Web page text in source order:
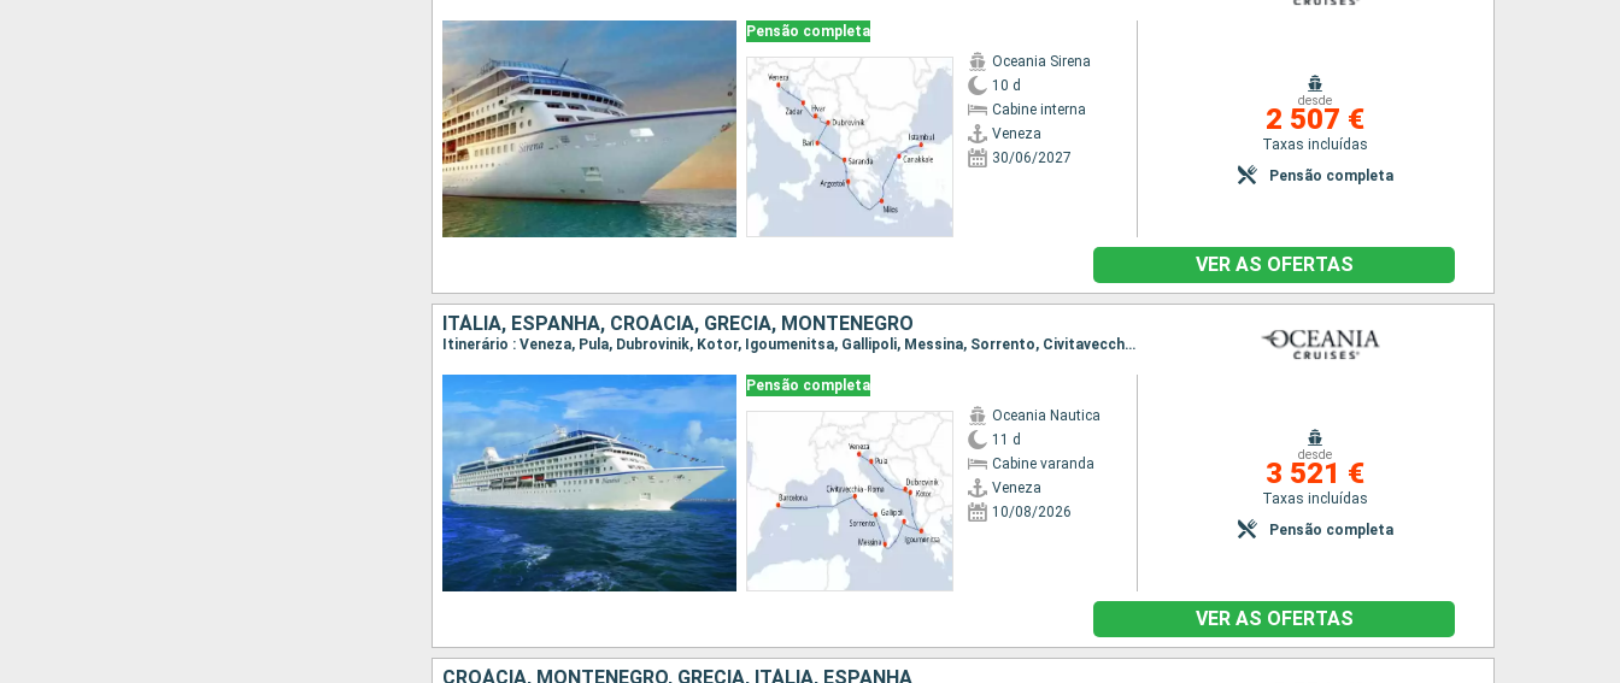
Pensão completa
Oceania Sirena
10 d
Cabine interna
Veneza
30/06/2027
desde
2 507 €
Taxas incluídas
Pensão completa
VER AS OFERTAS
ITÁLIA, ESPANHA, CROÁCIA, GRÉCIA, MONTENEGRO
Itinerário : Veneza, Pula, Dubrovinik, Kotor, Igoumenitsa, Gallipoli, Messina, Sorrento, Civitavecchia - Roma, Barcelona
Pensão completa
Oceania Nautica
11 d
Cabine varanda
Veneza
10/08/2026
desde
3 521 €
Taxas incluídas
Pensão completa
VER AS OFERTAS
CROÁCIA, MONTENEGRO, GRÉCIA, ITÁLIA, ESPANHA